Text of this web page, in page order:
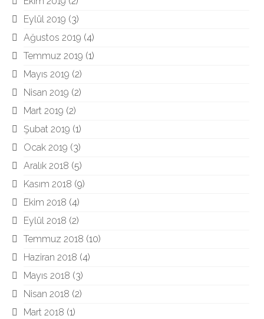
Eylül 2019 (3)
Ağustos 2019 (4)
Temmuz 2019 (1)
Mayıs 2019 (2)
Nisan 2019 (2)
Mart 2019 (2)
Şubat 2019 (1)
Ocak 2019 (3)
Aralık 2018 (5)
Kasım 2018 (9)
Ekim 2018 (4)
Eylül 2018 (2)
Temmuz 2018 (10)
Haziran 2018 (4)
Mayıs 2018 (3)
Nisan 2018 (2)
Mart 2018 (1)